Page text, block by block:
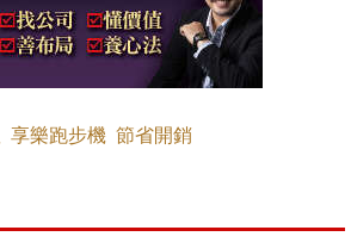
享樂跑步機 節省開銷